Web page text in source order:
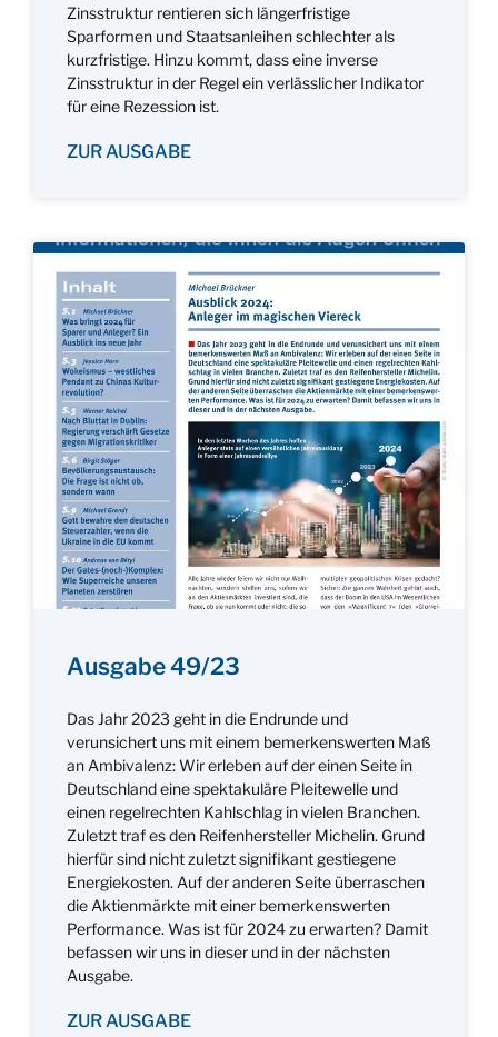
Zinsstruktur rentieren sich längerfristige
Sparformen und Staatsanleihen schlechter als
kurzfristige. Hinzu kommt, dass eine inverse
Zinsstruktur in der Regel ein verlässlicher Indikator
für eine Rezession ist.
ZUR AUSGABE
Ausgabe 49/23
Das Jahr 2023 geht in die Endrunde und
verunsichert uns mit einem bemerkenswerten Maß
an Ambivalenz: Wir erleben auf der einen Seite in
Deutschland eine spektakuläre Pleitewelle und
einen regelrechten Kahlschlag in vielen Branchen.
Zuletzt traf es den Reifenhersteller Michelin. Grund
hierfür sind nicht zuletzt signifikant gestiegene
Energiekosten. Auf der anderen Seite überraschen
die Aktienmärkte mit einer bemerkenswerten
Performance. Was ist für 2024 zu erwarten? Damit
befassen wir uns in dieser und in der nächsten
Ausgabe.
ZUR AUSGABE